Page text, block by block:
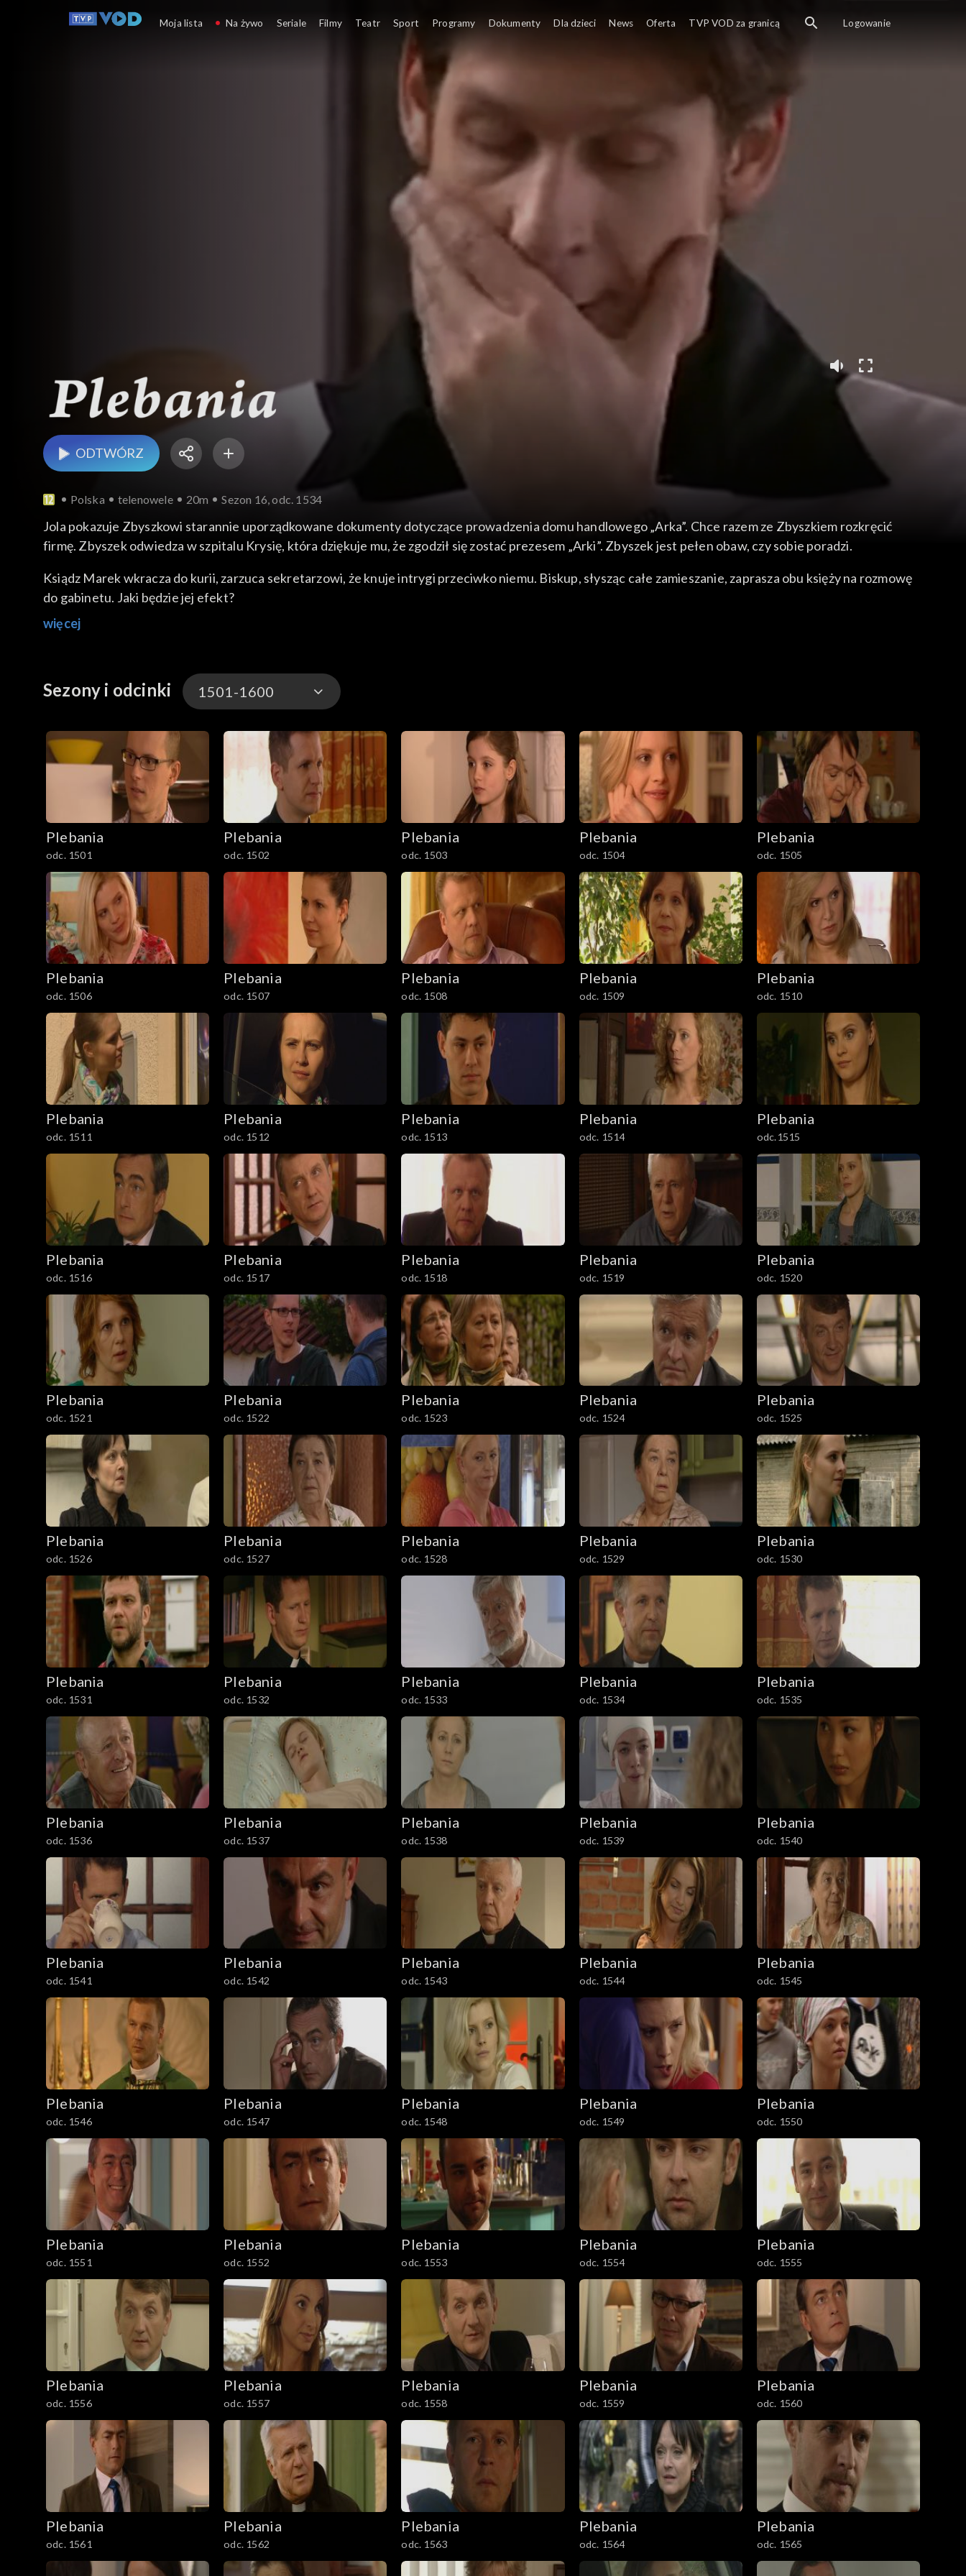
Plebania
ODTWÓRZ
Polska telenowele 20m Sezon 16, odc. 1534
Jola pokazuje Zbyszkowi starannie uporządkowane dokumenty dotyczące prowadzenia domu handlowego „Arka”. Chce razem ze Zbyszkiem rozkręcić
firmę. Zbyszek odwiedza w szpitalu Krysię, która dziękuje mu, że zgodził się zostać prezesem „Arki”. Zbyszek jest pełen obaw, czy sobie poradzi.
Ksiądz Marek wkracza do kurii, zarzuca sekretarzowi, że knuje intrygi przeciwko niemu. Biskup, słysząc całe zamieszanie, zaprasza obu księży na rozmowę
do gabinetu. Jaki będzie jej efekt?
więcej
Sezony i odcinki 1501-1600
1–100
101–200
301–400
401–500
501–600
601–700
701–800
801-900
901-1000
1001-1100
1101-1200
1201-1300
1301-1400
1401-1500
1501-1600
1601-1700
1701-1800
1801–1829
Odcinki specjalne
Plebania
odc. 1501
Plebania
odc. 1502
Plebania
odc. 1503
Plebania
odc. 1504
Plebania
odc. 1505
Plebania
odc. 1506
Plebania
odc. 1507
Plebania
odc. 1508
Plebania
odc. 1509
Plebania
odc. 1510
Plebania
odc. 1511
Plebania
odc. 1512
Plebania
odc. 1513
Plebania
odc. 1514
Plebania
odc.1515
Plebania
odc. 1516
Plebania
odc. 1517
Plebania
odc. 1518
Plebania
odc. 1519
Plebania
odc. 1520
Plebania
odc. 1521
Plebania
odc. 1522
Plebania
odc. 1523
Plebania
odc. 1524
Plebania
odc. 1525
Plebania
odc. 1526
Plebania
odc. 1527
Plebania
odc. 1528
Plebania
odc. 1529
Plebania
odc. 1530
Plebania
odc. 1531
Plebania
odc. 1532
Plebania
odc. 1533
Plebania
odc. 1534
Plebania
odc. 1535
Plebania
odc. 1536
Plebania
odc. 1537
Plebania
odc. 1538
Plebania
odc. 1539
Plebania
odc. 1540
Plebania
odc. 1541
Plebania
odc. 1542
Plebania
odc. 1543
Plebania
odc. 1544
Plebania
odc. 1545
Plebania
odc. 1546
Plebania
odc. 1547
Plebania
odc. 1548
Plebania
odc. 1549
Plebania
odc. 1550
Plebania
odc. 1551
Plebania
odc. 1552
Plebania
odc. 1553
Plebania
odc. 1554
Plebania
odc. 1555
Plebania
odc. 1556
Plebania
odc. 1557
Plebania
odc. 1558
Plebania
odc. 1559
Plebania
odc. 1560
Plebania
odc. 1561
Plebania
odc. 1562
Plebania
odc. 1563
Plebania
odc. 1564
Plebania
odc. 1565
Moja lista Na żywo Seriale Filmy Teatr Sport Programy Dokumenty Dla dzieci News Oferta TVP VOD za granicą Logowanie